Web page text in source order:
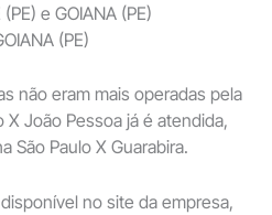
e GOIANA (PE)
(PE)
não eram mais operadas pela
X João Pessoa já é atendida,
São Paulo X Guarabira.
no site da empresa,